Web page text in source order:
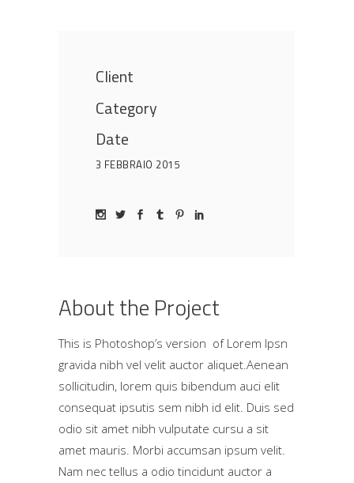
Client
Category
Date
3 FEBBRAIO 2015
About the Project
This is Photoshop’s version of Lorem Ipsn
gravida nibh vel velit auctor aliquet.Aenean
sollicitudin, lorem quis bibendum auci elit
consequat ipsutis sem nibh id elit. Duis sed
odio sit amet nibh vulputate cursu a sit
amet mauris. Morbi accumsan ipsum velit.
Nam nec tellus a odio tincidunt auctor a